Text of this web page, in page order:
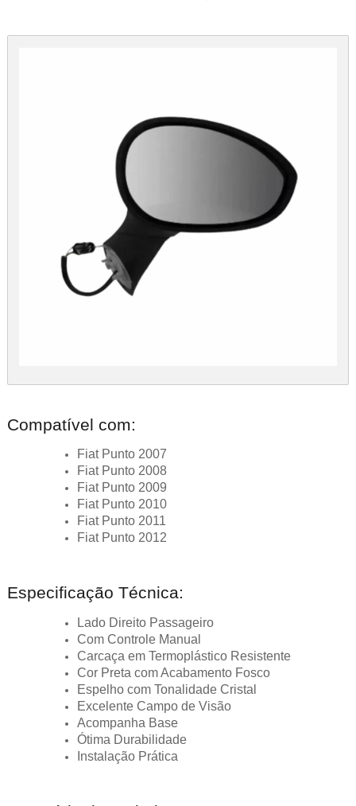
Compatível com:
Fiat Punto 2007
Fiat Punto 2008
Fiat Punto 2009
Fiat Punto 2010
Fiat Punto 2011
Fiat Punto 2012
Especificação Técnica:
Lado Direito Passageiro
Com Controle Manual
Carcaça em Termoplástico Resistente
Cor Preta com Acabamento Fosco
Espelho com Tonalidade Cristal
Excelente Campo de Visão
Acompanha Base
Ótima Durabilidade
Instalação Prática